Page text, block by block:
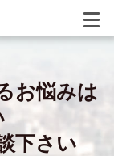
お悩みは
下さい